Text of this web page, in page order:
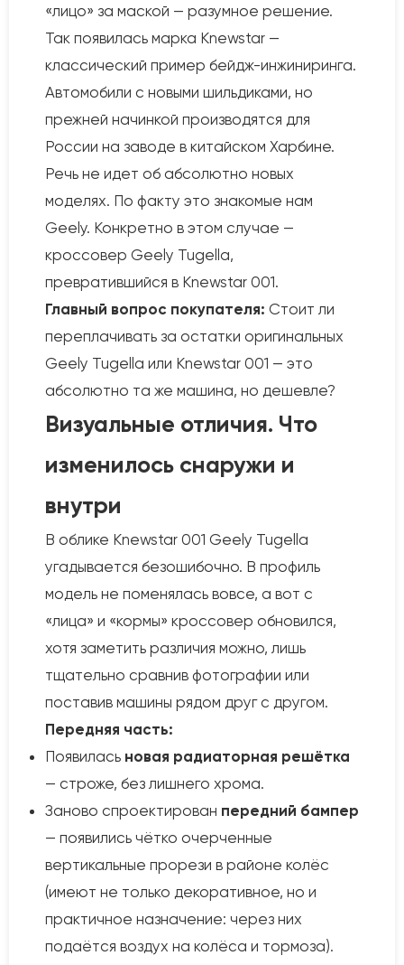
«лицо» за маской — разумное решение.
Так появилась марка Knewstar —
классический пример бейдж-инжиниринга.
Автомобили с новыми шильдиками, но
прежней начинкой производятся для
России на заводе в китайском Харбине.
Речь не идет об абсолютно новых
моделях. По факту это знакомые нам
Geely. Конкретно в этом случае —
кроссовер Geely Tugella,
превратившийся в Knewstar 001.
Главный вопрос покупателя: Стоит ли
переплачивать за остатки оригинальных
Geely Tugella или Knewstar 001 — это
абсолютно та же машина, но дешевле?
Визуальные отличия. Что
изменилось снаружи и
внутри
В облике Knewstar 001 Geely Tugella
угадывается безошибочно. В профиль
модель не поменялась вовсе, а вот с
«лица» и «кормы» кроссовер обновился,
хотя заметить различия можно, лишь
тщательно сравнив фотографии или
поставив машины рядом друг с другом.
Передняя часть:
Появилась новая радиаторная решётка
— строже, без лишнего хрома.
Заново спроектирован передний бампер
— появились чётко очерченные
вертикальные прорези в районе колёс
(имеют не только декоративное, но и
практичное назначение: через них
подаётся воздух на колёса и тормоза).